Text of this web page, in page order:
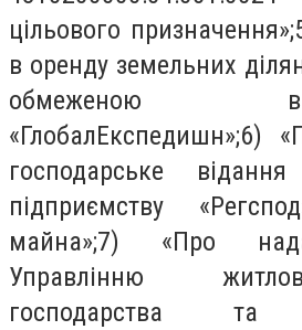
цільового
в оренду земельних
обмеженою
«ГлобалЕкспедишн»;6)
господарське
підприємству
майна»;7) «Про
Управлінню
господарства та